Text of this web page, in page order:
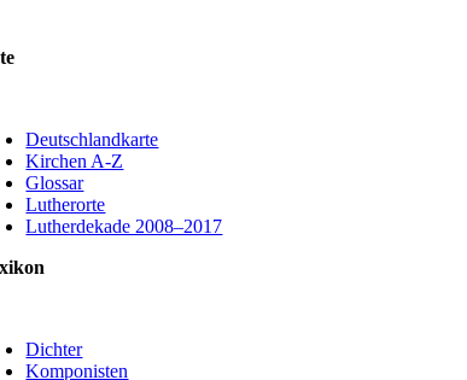
Deutschlandkarte
Kirchen A-Z
Glossar
Lutherorte
Lutherdekade 2008–2017
Dichter
Komponisten